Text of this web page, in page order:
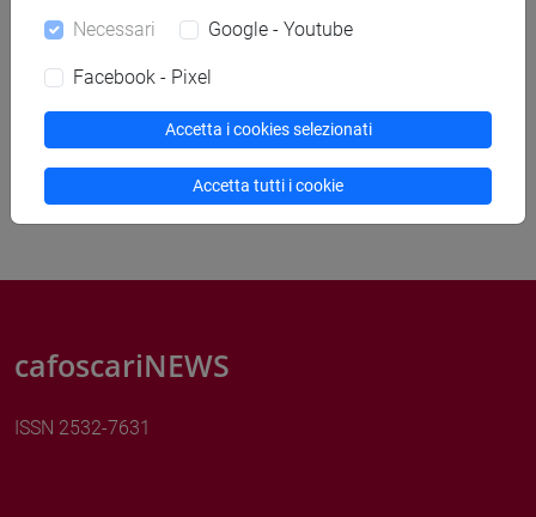
Cerca
cafoscariNEWS
ISSN 2532-7631
Necessari Google - Youtube
Facebook - Pixel
Accetta i cookies selezionati
Accetta tutti i cookie